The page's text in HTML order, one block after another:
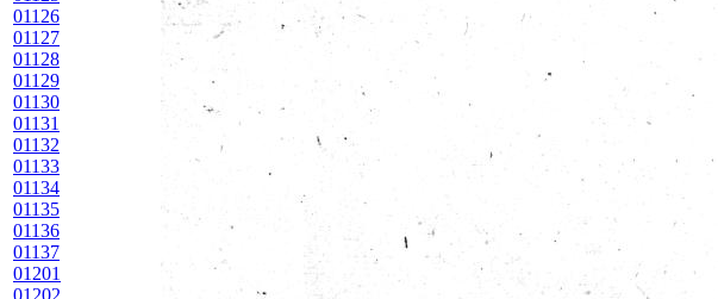
01126
01127
01128
01129
01130
01131
01132
01133
01134
01135
01136
01137
01201
01202